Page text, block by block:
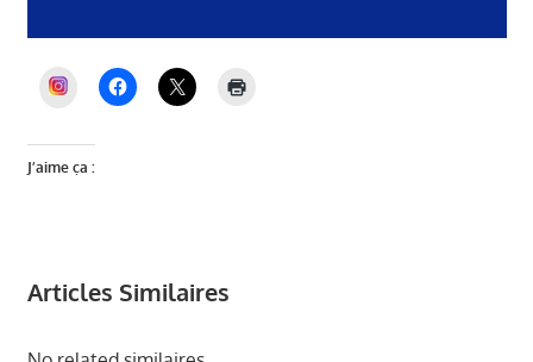
INSTAGRAM
J’aime ça :
Articles Similaires